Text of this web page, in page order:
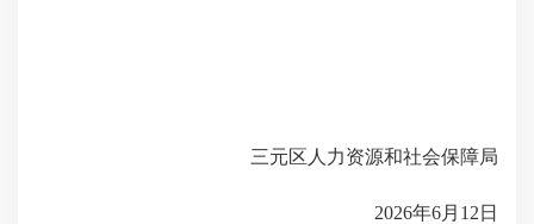
三元区人力资源和社会保障局
2026年6月12日